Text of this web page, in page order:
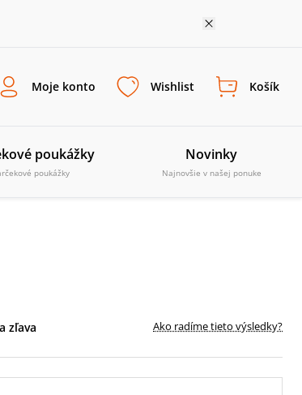
Moje konto Wishlist Košík
poukážky
poukážky
Novinky
Najnovšie v našej ponuke
zľava Ako radíme tieto výsledky?